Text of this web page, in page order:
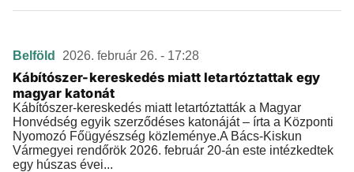
Belföld 2026. február 26. - 17:28
Kábítószer-kereskedés miatt letartóztattak egy
magyar katonát
Kábítószer-kereskedés miatt letartóztatták a Magyar
Honvédség egyik szerződéses katonáját – írta a Központi
Nyomozó Főügyészség közleménye.A Bács-Kiskun
Vármegyei rendőrök 2026. február 20-án este intézkedtek
egy húszas évei...